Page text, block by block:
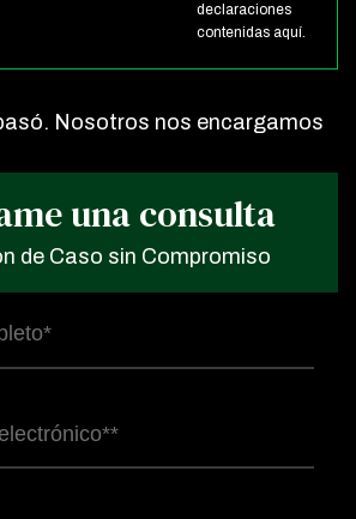
declaraciones
contenidas aquí.
Nosotros nos encargamos
una consulta
de Caso sin Compromiso